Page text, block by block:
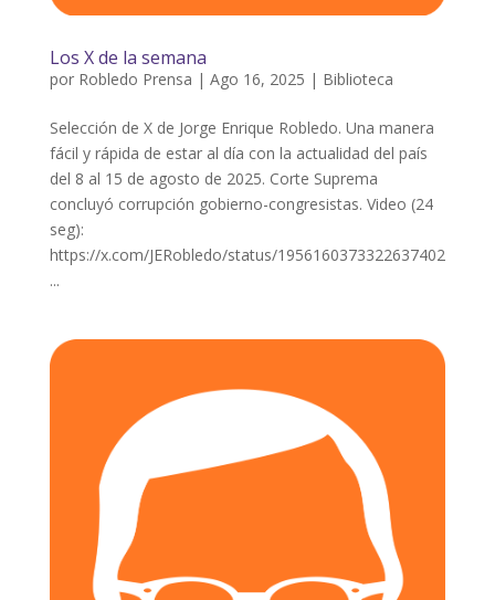
Los X de la semana
por Robledo Prensa | Ago 16, 2025 | Biblioteca
Selección de X de Jorge Enrique Robledo. Una manera
fácil y rápida de estar al día con la actualidad del país
del 8 al 15 de agosto de 2025. Corte Suprema
concluyó corrupción gobierno-congresistas. Video (24
seg):
https://x.com/JERobledo/status/1956160373322637402
...